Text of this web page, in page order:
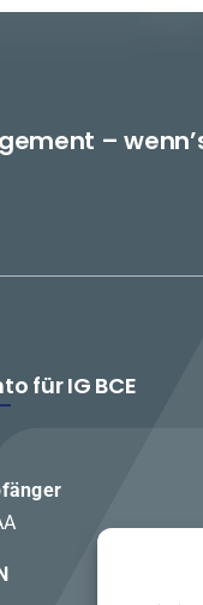
–
für IG BCE